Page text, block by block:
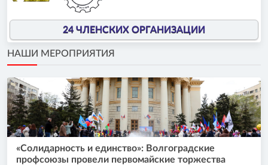
24 ЧЛЕНСКИХ ОРГАНИЗАЦИИ
НАШИ МЕРОПРИЯТИЯ
«Солидарность и единство»: Волгоградские
профсоюзы провели первомайские торжества